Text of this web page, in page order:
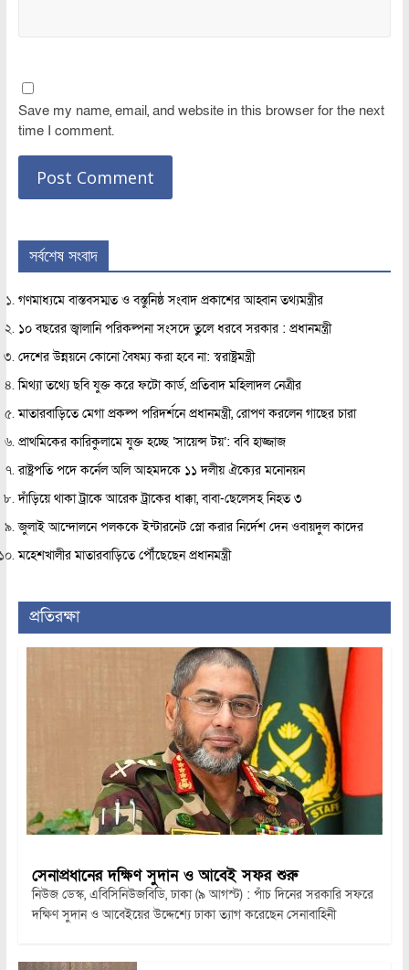
Save my name, email, and website in this browser for the next
time I comment.
সর্বশেষ সংবাদ
গণমাধ্যমে বাস্তবসম্মত ও বস্তুনিষ্ঠ সংবাদ প্রকাশের আহ্বান তথ্যমন্ত্রীর
১০ বছরের জ্বালানি পরিকল্পনা সংসদে তুলে ধরবে সরকার : প্রধানমন্ত্রী
দেশের উন্নয়নে কোনো বৈষম্য করা হবে না: স্বরাষ্ট্রমন্ত্রী
মিথ্যা তথ্যে ছবি যুক্ত করে ফটো কার্ড, প্রতিবাদ মহিলাদল নেত্রীর
মাতারবাড়িতে মেগা প্রকল্প পরিদর্শনে প্রধানমন্ত্রী, রোপণ করলেন গাছের চারা
প্রাথমিকের কারিকুলামে যুক্ত হচ্ছে ‘সায়েন্স টয়’: ববি হাজ্জাজ
রাষ্ট্রপতি পদে কর্নেল অলি আহমদকে ১১ দলীয় ঐক্যের মনোনয়ন
দাঁড়িয়ে থাকা ট্রাকে আরেক ট্রাকের ধাক্কা, বাবা-ছেলেসহ নিহত ৩
জুলাই আন্দোলনে পলককে ইন্টারনেট স্লো করার নির্দেশ দেন ওবায়দুল কাদের
মহেশখালীর মাতারবাড়িতে পৌঁছেছেন প্রধানমন্ত্রী
প্রতিরক্ষা
সেনাপ্রধানের দক্ষিণ সুদান ও আবেই সফর শুরু
নিউজ ডেস্ক, এবিসিনিউজবিডি, ঢাকা (৯ আগস্ট) : পাঁচ দিনের সরকারি সফরে
দক্ষিণ সুদান ও আবেইয়ের উদ্দেশ্যে ঢাকা ত্যাগ করেছেন সেনাবাহিনী